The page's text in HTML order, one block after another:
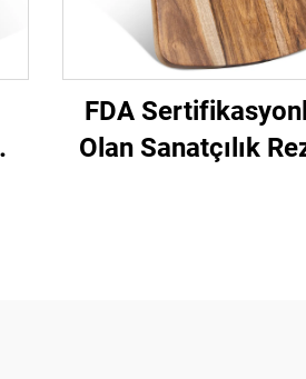
FDA
Olan Sanatçılık